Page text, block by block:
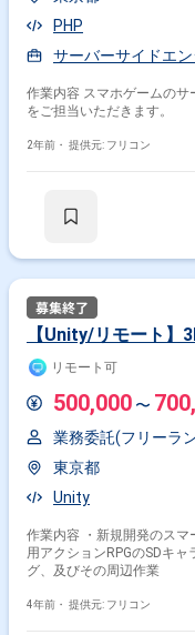
PHP
サーバーサイドエ
作業内容 スマホゲームのサ
をご担当いただきます。
2年前・ 提供元: フリコン
【Unity/リモート】
リモート可
500,000 〜
業務委託(フリーラ
東京都
Unity
作業内容 ・新規開発のスマ
用アクションRPGのSDキ
グ、及びその周辺作業
4年前・ 提供元: フリコン